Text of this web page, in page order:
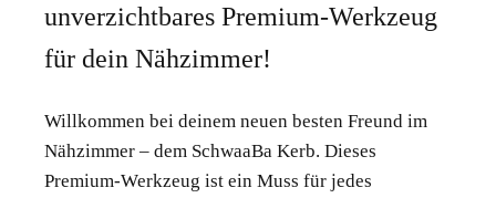
unverzichtbares Premium-Werkzeug
für dein Nähzimmer!
Willkommen bei deinem neuen besten Freund im
Nähzimmer – dem SchwaaBa Kerb. Dieses
Premium-Werkzeug ist ein Muss für jedes